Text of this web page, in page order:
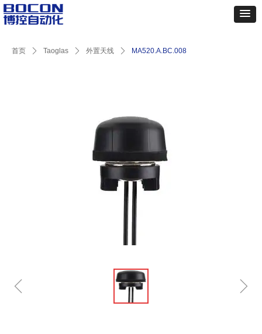
首页 ꄲ Taoglas ꄲ 外置天线 ꄲ MA520.A.BC.008
ꁆ ꁇ